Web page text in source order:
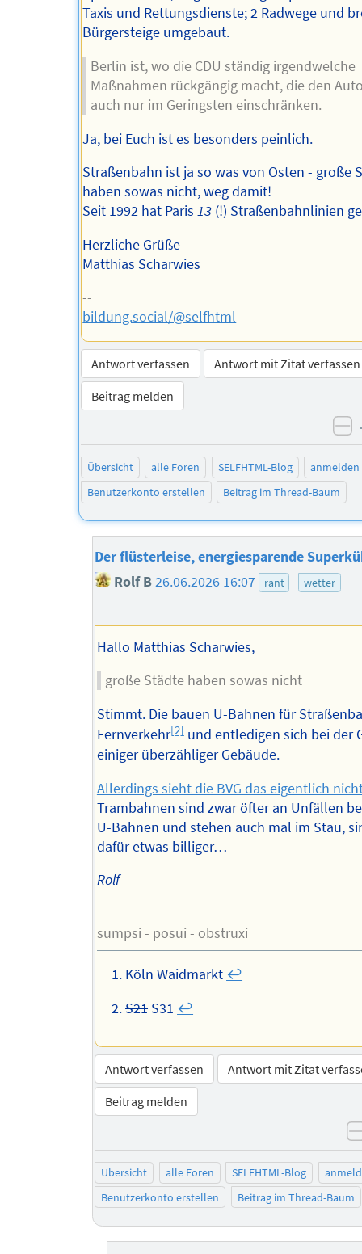
Taxis und Rettungsdienste; 2 Radwege und
Bürgersteige umgebaut.
Berlin ist, wo die CDU ständig irgendwelche
Maßnahmen rückgängig macht, die den
auch nur im Geringsten einschränken.
Ja, bei Euch ist es besonders peinlich.
Straßenbahn ist ja so was von Osten - große
haben sowas nicht, weg damit!
Seit 1992 hat Paris13 (!) Straßenbahnlinien
Herzliche Grüße
Matthias Scharwies
--
bildung.social/@selfhtml
Antwort verfassen
Antwort mit Zitat verfassen
Beitrag melden
Übersicht alle Foren SELFHTML-Blog
anmelden
Benutzerkonto erstellen
Beitrag im Thread-Baum
Der flüsterleise, energiesparende
Rolf B26.06.2026 16:07 rant wetter
Hallo Matthias Scharwies,
große Städte haben sowas nicht
Stimmt. Die bauen U-Bahnen für
Fernverkehr[2]und entledigen sich bei der
einiger überzähliger Gebäude.
Allerdings sieht die BVG das eigentlich
Trambahnen sind zwar öfter an Unfällen
U-Bahnen und stehen auch mal im Stau,
dafür etwas billiger…
Rolf
--
sumpsi - posui - obstruxi
Köln Waidmarkt ↩︎
S21 S31 ↩︎
Antwort verfassen
Antwort mit Zitat
Beitrag melden
Übersicht alle Foren SELFHTML-Blog
Benutzerkonto erstellen
Beitrag im Thread-Baum